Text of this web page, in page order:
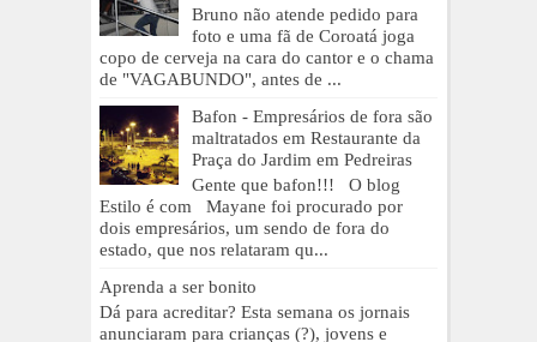
Bruno não atende pedido para
foto e uma fã de Coroatá joga
copo de cerveja na cara do cantor e o chama
de "VAGABUNDO", antes de ...
Bafon - Empresários de fora são
maltratados em Restaurante da
Praça do Jardim em Pedreiras
Gente que bafon!!! O blog
Estilo é com Mayane foi procurado por
dois empresários, um sendo de fora do
estado, que nos relataram qu...
Aprenda a ser bonito
Dá para acreditar? Esta semana os jornais
anunciaram para crianças (?), jovens e